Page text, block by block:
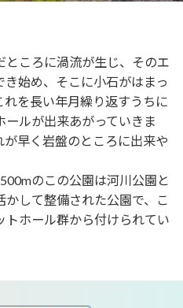
ころに渦流が生じ、そのエ
始め、そこに小石がはまっ
を長い年月繰り返すうちに
ルが出来あがっていきま
早く岩盤のところに出来や
のこの公園は河川公園と
かして整備された公園で、こ
トホール群から付けられてい